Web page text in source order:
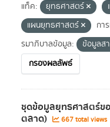
แท็ค: ยุทธศาสตร์
แผนยุทธศาสตร์
กา
รมาภิบาลข้อมูล:
ข้อมูลส
กรองผลลัพธ์
ชุดข้อมูลยุทธศาสตร์ข
ตลาด) 667 total views